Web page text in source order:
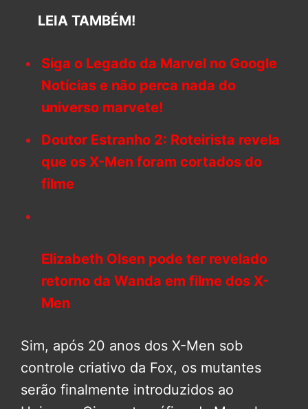
LEIA TAMBÉM!
Siga o Legado da Marvel no Google
Notícias e não perca nada do
universo marvete!
Doutor Estranho 2: Roteirista revela
que os X-Men foram cortados do
filme
Elizabeth Olsen pode ter revelado
retorno da Wanda em filme dos X-
Men
Sim, após 20 anos dos X-Men sob
controle criativo da Fox, os mutantes
serão finalmente introduzidos ao